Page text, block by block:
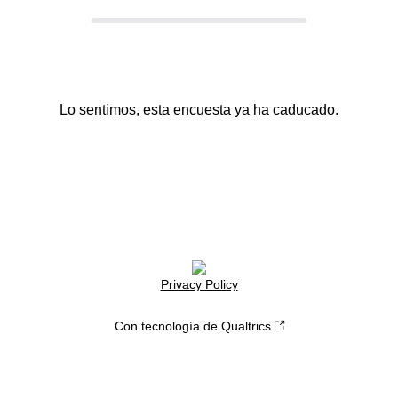
Lo sentimos, esta encuesta ya ha caducado.
Privacy Policy
Con tecnología de Qualtrics